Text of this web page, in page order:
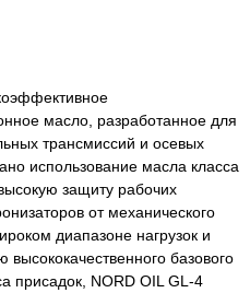
масло, разработанное для
трансмиссий и осевых
использование масла класса
защиту рабочих
от механического
диапазоне нагрузок и
базового
присадок, NORD OIL GL-4